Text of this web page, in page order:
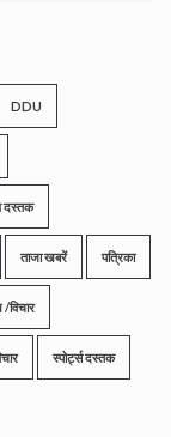
DDU
दस्तक
ताजा खबरें पत्रिका
विचार
स्पोर्ट्स दस्तक